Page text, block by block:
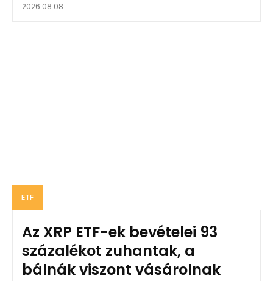
2026.08.08.
ETF
Az XRP ETF-ek bevételei 93
százalékot zuhantak, a
bálnák viszont vásárolnak